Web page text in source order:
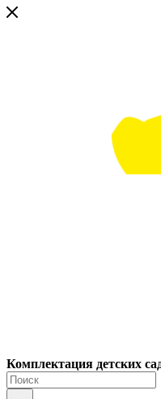
Комплектация детских